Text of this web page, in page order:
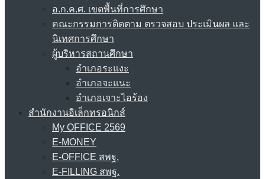
อ.ก.ค.ศ. เขตพื้นที่การศึกษา
คณะกรรมการติดตาม ตรวจสอบ ประเมินผล และ
นิเทศการศึกษา
ผู้บริหารสถานศึกษา
อำเภอระแงะ
อำเภอจะแนะ
อำเภอเจาะไอร้อง
สำนักงานอิเล็กทรอนิกส์
My OFFICE 2569
E-MONEY
E-OFFICE สพฐ.
E-FILLING สพฐ.